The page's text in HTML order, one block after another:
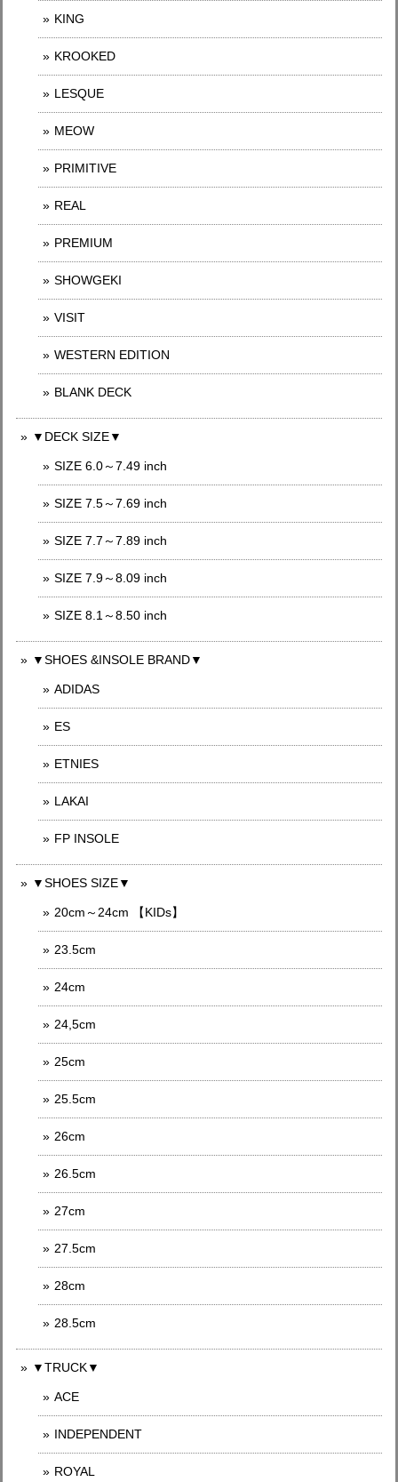
KING
KROOKED
LESQUE
MEOW
PRIMITIVE
REAL
PREMIUM
SHOWGEKI
VISIT
WESTERN EDITION
BLANK DECK
▼DECK SIZE▼
SIZE 6.0～7.49 inch
SIZE 7.5～7.69 inch
SIZE 7.7～7.89 inch
SIZE 7.9～8.09 inch
SIZE 8.1～8.50 inch
▼SHOES &INSOLE BRAND▼
ADIDAS
ES
ETNIES
LAKAI
FP INSOLE
▼SHOES SIZE▼
20cm～24cm 【KIDs】
23.5cm
24cm
24,5cm
25cm
25.5cm
26cm
26.5cm
27cm
27.5cm
28cm
28.5cm
▼TRUCK▼
ACE
INDEPENDENT
ROYAL